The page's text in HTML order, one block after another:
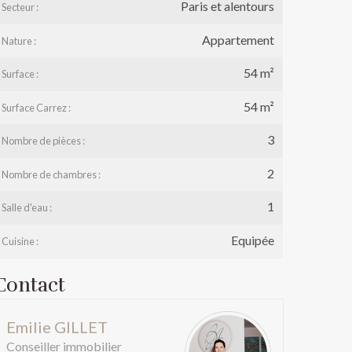
Secteur : Paris et alentours
Nature : Appartement
Surface : 54 m²
Surface Carrez : 54 m²
Nombre de pièces : 3
Nombre de chambres : 2
Salle d'eau : 1
Cuisine : Equipée
Emilie GILLET
Conseiller immobilier